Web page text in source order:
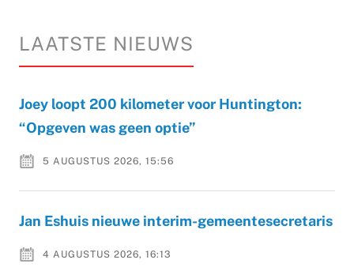
LAATSTE NIEUWS
Joey loopt 200 kilometer voor Huntington:
“Opgeven was geen optie”
5 AUGUSTUS 2026, 15:56
Jan Eshuis nieuwe interim-gemeentesecretaris
4 AUGUSTUS 2026, 16:13